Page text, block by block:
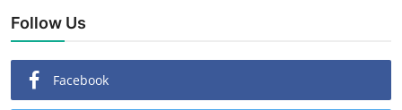
Follow Us
Facebook